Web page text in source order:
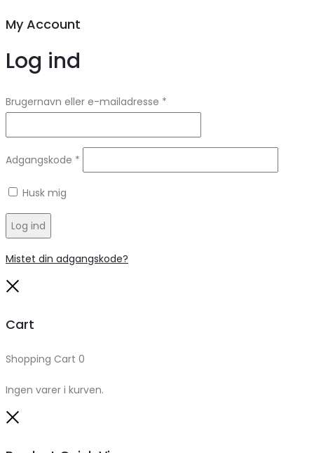
My Account
Log ind
Brugernavn eller e-mailadresse *
Adgangskode *
Husk mig
Log ind
Mistet din adgangskode?
Cart
Shopping Cart 0
Ingen varer i kurven.